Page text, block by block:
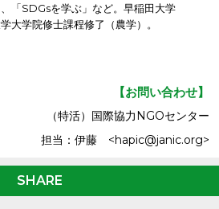
「SDGsを学ぶ」など。早稲田大学
大学院修士課程修了（農学）。
【お問い合わせ】
（特活）国際協力NGOセンター
担当：伊藤 <hapic@janic.org>
SHARE